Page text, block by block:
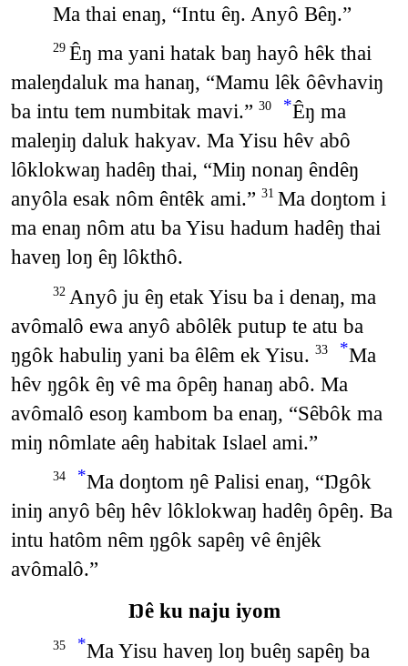
Ma thai enaŋ, “Intu êŋ. Anyô Bêŋ.”
29 Êŋ ma yani hatak baŋ hayô hêk thai
maleŋdaluk ma hanaŋ, “Mamu lêk ôêvhaviŋ
ba intu tem numbitak mavi.” 30 *Êŋ ma
maleŋiŋ daluk hakyav. Ma Yisu hêv abô
lôklokwaŋ hadêŋ thai, “Miŋ nonaŋ êndêŋ
anyôla esak nôm êntêk ami.” 31 Ma doŋtom i
ma enaŋ nôm atu ba Yisu hadum hadêŋ thai
haveŋ loŋ êŋ lôkthô.
32 Anyô ju êŋ etak Yisu ba i denaŋ, ma
avômalô ewa anyô abôlêk putup te atu ba
ŋgôk habuliŋ yani ba êlêm ek Yisu. 33 *Ma
hêv ŋgôk êŋ vê ma ôpêŋ hanaŋ abô. Ma
avômalô esoŋ kambom ba enaŋ, “Sêbôk ma
miŋ nômlate aêŋ habitak Islael ami.”
34 *Ma doŋtom ŋê Palisi enaŋ, “Ŋgôk
iniŋ anyô bêŋ hêv lôklokwaŋ hadêŋ ôpêŋ. Ba
intu hatôm nêm ŋgôk sapêŋ vê ênjêk
avômalô.”
Ŋê ku naju iyom
35 *Ma Yisu haveŋ loŋ buêŋ sapêŋ ba